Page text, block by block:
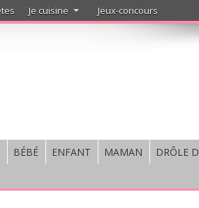
Je cuisine Jeux-concours
BÉBÉ ENFANT MAMAN
DRÔLE